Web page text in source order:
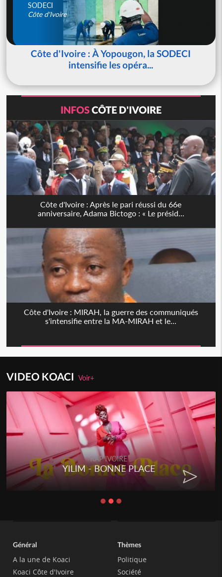
SODECI
Côte d'Ivoire
Côte d'Ivoire : À Yopougon, la SODECI
intensifie les opéra...
INFOSCÔTE D'IVOIRE
Côte d'Ivoire : Après le pari réussi du 66e
anniversaire, Adama Bictogo : « Le présid...
Côte d'Ivoire : MIRAH, la guerre des communiqués
s'intensifie entre la MA-MIRAH et le...
VIDEO KOACIVoir+
RAP IVOIRE
YILIM - BONNE PLACE
Général
A la une de Koaci
Koaci Côte d'Ivoire
Thèmes
Politique
Société